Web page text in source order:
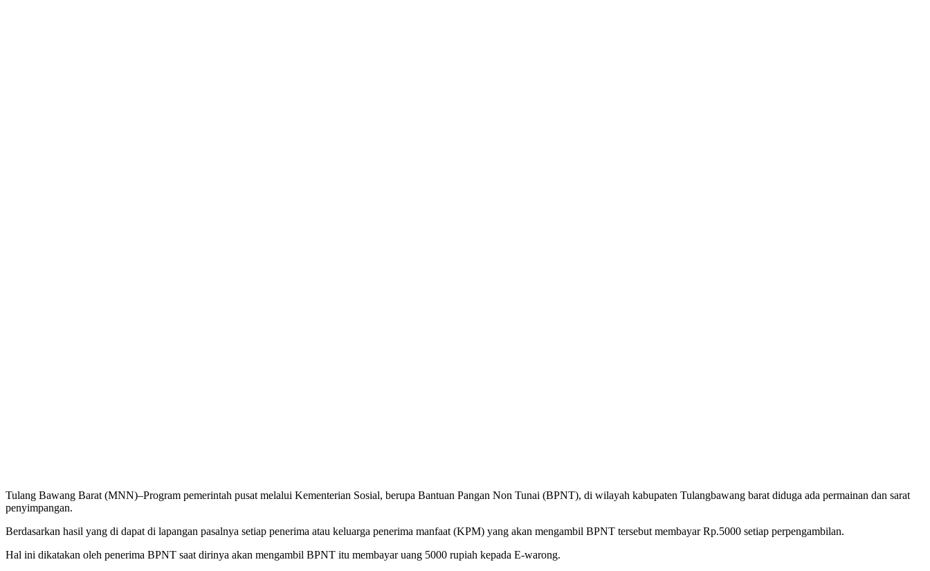
Tulang Bawang Barat (MNN)–Program pemerintah pusat melalui Kementerian Sosial, berupa Bantuan Pangan Non Tunai (BPNT), di wilayah kabupaten Tulangbawang barat diduga ada permainan dan sarat
penyimpangan.
Berdasarkan hasil yang di dapat di lapangan pasalnya setiap penerima atau keluarga penerima manfaat (KPM) yang akan mengambil BPNT tersebut membayar Rp.5000 setiap perpengambilan.
Hal ini dikatakan oleh penerima BPNT saat dirinya akan mengambil BPNT itu membayar uang 5000 rupiah kepada E-warong.